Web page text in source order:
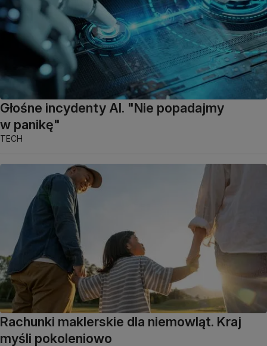
Głośne incydenty AI. "Nie popadajmy
w panikę"
TECH
Rachunki maklerskie dla niemowląt. Kraj
myśli pokoleniowo